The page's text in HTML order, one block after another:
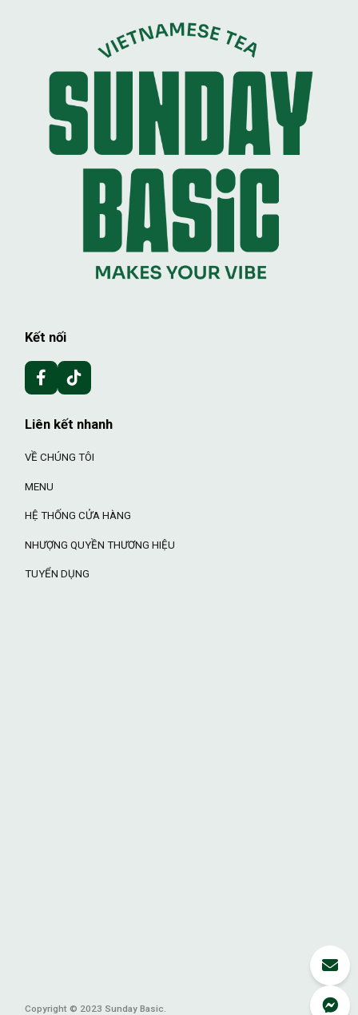
Kết nối
Liên kết nhanh
VỀ CHÚNG TÔI
MENU
HỆ THỐNG CỬA HÀNG
NHƯỢNG QUYỀN THƯƠNG HIỆU
TUYỂN DỤNG
Copyright © 2023 Sunday Basic.